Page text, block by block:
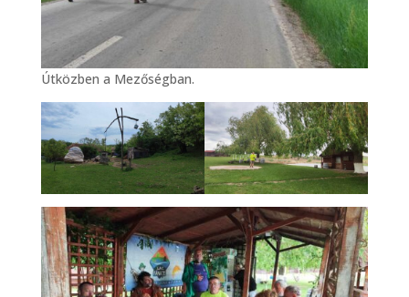
Útközben a Mezőségban.